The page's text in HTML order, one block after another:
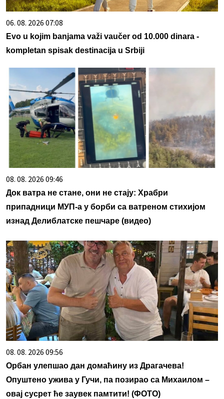
06. 08. 2026 07:08
Evo u kojim banjama važi vaučer od 10.000 dinara -
kompletan spisak destinacija u Srbiji
08. 08. 2026 09:46
Док ватра не стане, они не стају: Храбри
припадници МУП-а у борби са ватреном стихијом
изнад Делиблатске пешчаре (видео)
08. 08. 2026 09:56
Oрбан улепшао дан домаћину из Драгачева!
Опуштено ужива у Гучи, па позирао са Михаилом –
овај сусрет ће заувек памтити! (ФОТО)